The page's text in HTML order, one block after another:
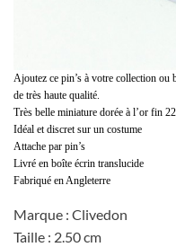
Ajoutez ce pin’s à votre collection ou
de très haute qualité.
Très belle miniature dorée à l’or fin
Idéal et discret sur un costume
Attache par pin’s
Livré en boîte écrin translucide
Fabriqué en Angleterre
Marque : Clivedon
Taille : 2.50 cm